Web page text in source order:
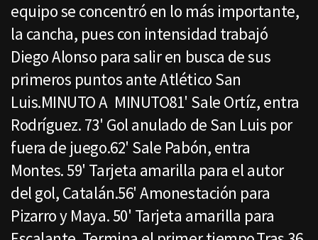
equipo se concentró en lo más importante,
la cancha, pues con intensidad trabajó
Diego Alonso para salir en busca de sus
primeros puntos ante Atlético San
Luis.MINUTO A MINUTO81' Sale Ortíz, entra
Rodríguez. 73' Gol anulado de San Luis por
fuera de juego.62' Sale Pabón, entra
Montes. 59' Tarjeta amarilla para el autor
del gol, Catalán.56' Amonestación para
Pizarro y Maya. 50' Tarjeta amarilla para